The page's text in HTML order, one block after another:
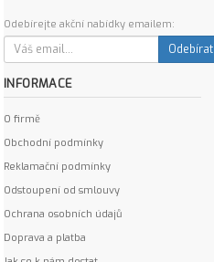
Odebírejte akční nabídky emailem:
Odebírat
INFORMACE
O firmě
Obchodní podmínky
Reklamační podmínky
Odstoupení od smlouvy
Ochrana osobních údajů
Doprava a platba